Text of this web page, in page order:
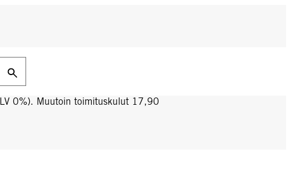
0%). Muutoin toimituskulut 17,90